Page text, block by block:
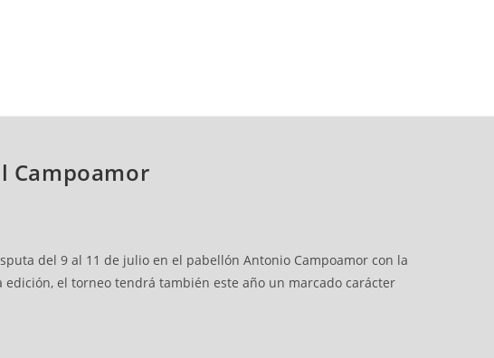
Campoamor
del 9 al 11 de julio en el pabellón Antonio Campoamor con la
el torneo tendrá también este año un marcado carácter